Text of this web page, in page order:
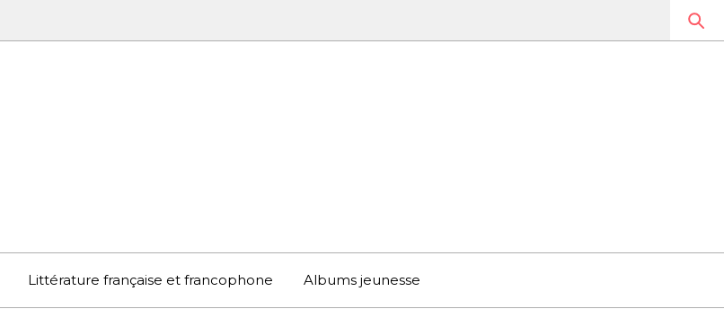
Littérature française et francophone Albums jeunesse